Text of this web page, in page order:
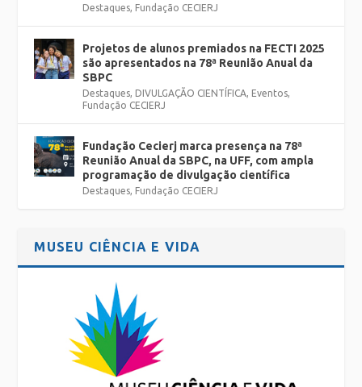
Destaques, Fundação CECIERJ
Projetos de alunos premiados na FECTI 2025
são apresentados na 78ª Reunião Anual da
SBPC
Destaques, DIVULGAÇÃO CIENTÍFICA, Eventos,
Fundação CECIERJ
Fundação Cecierj marca presença na 78ª
Reunião Anual da SBPC, na UFF, com ampla
programação de divulgação científica
Destaques, Fundação CECIERJ
MUSEU CIÊNCIA E VIDA